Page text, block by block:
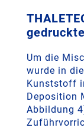
Um die
wurde in
Kunststoff
Deposition
Abbildung